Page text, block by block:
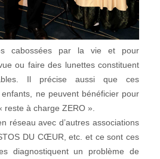
cabossées par la vie et pour
ou faire des lunettes constituent
Il précise aussi que ces
ne peuvent bénéficier pour
à charge ZERO ».
réseau avec d’autres associations
DU CŒUR, etc. et ce sont ces
diagnostiquent un problème de